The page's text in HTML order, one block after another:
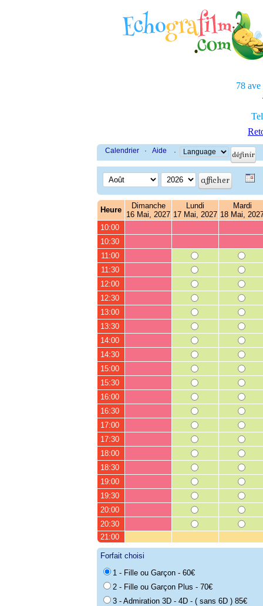
78 ave
Calendrier · Aide ·
Heure
Dimanche
16 Mai, 2027
Lundi
17 Mai, 2027
Mardi
18 Mai,
10:00
10:30
11:00
11:30
12:00
12:30
13:00
13:30
14:00
14:30
15:00
15:30
16:00
16:30
17:00
17:30
18:00
18:30
19:00
19:30
20:00
20:30
21:00
Forfait choisi
1 - Fille ou Garçon - 60€
2 - Fille ou Garçon Plus - 70€
3 - Admiration 3D - 4D - ( sans 6D ) 85€